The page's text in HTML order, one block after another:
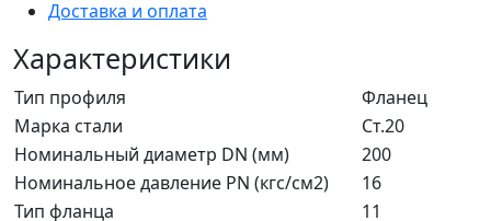
Доставка и оплата
Характеристики
Тип профиля
Фланец
Марка стали
Ст.20
Номинальный диаметр DN (мм)
200
Номинальное давление PN (кгс/см2)
16
Тип фланца
11